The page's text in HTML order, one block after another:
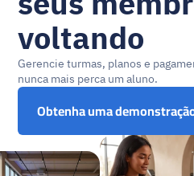
voltando
Gerencie turmas, planos e
nunca mais perca um aluno.
Obtenha uma